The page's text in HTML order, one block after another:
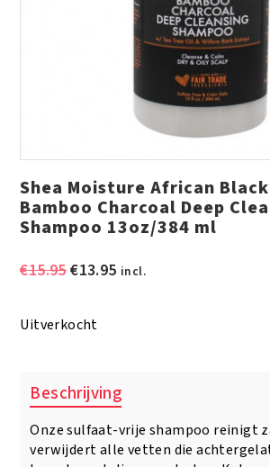
Shea Moisture African
Bamboo Charcoal Deep
Shampoo 13oz/384 ml
€15.95Oorspronkelijke
€15.95.
€13.95Huidige
incl.
Uitverkocht
Beschrijving
Onze sulfaat-vrije shampoo reinigt
verwijdert alle vetten die